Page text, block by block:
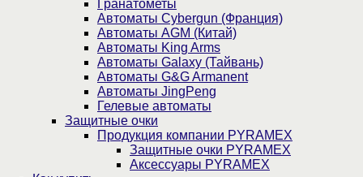
Гранатометы
Автоматы Cybergun (Франция)
Автоматы AGM (Китай)
Автоматы King Arms
Автоматы Galaxy (Тайвань)
Автоматы G&G Armanent
Автоматы JingPeng
Гелевые автоматы
Защитные очки
Продукция компании PYRAMEX
Защитные очки PYRAMEX
Аксессуары PYRAMEX